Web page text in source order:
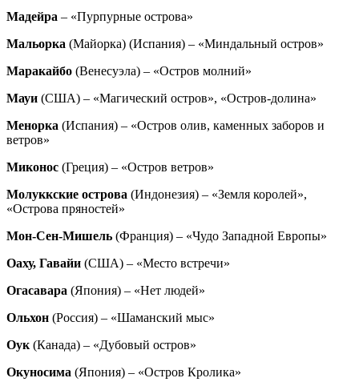
Мадейра – «Пурпурные острова»
Мальорка (Майорка) (Испания) – «Миндальный остров»
Маракайбо (Венесуэла) – «Остров молний»
Мауи (США) – «Магический остров», «Остров-долина»
Менорка (Испания) – «Остров олив, каменных заборов и
ветров»
Миконос (Греция) – «Остров ветров»
Молуккские острова (Индонезия) – «Земля королей»,
«Острова пряностей»
Мон-Сен-Мишель (Франция) – «Чудо Западной Европы»
Оаху, Гавайи (США) – «Место встречи»
Огасавара (Япония) – «Нет людей»
Ольхон (Россия) – «Шаманский мыс»
Оук (Канада) – «Дубовый остров»
Окуносима (Япония) – «Остров Кролика»